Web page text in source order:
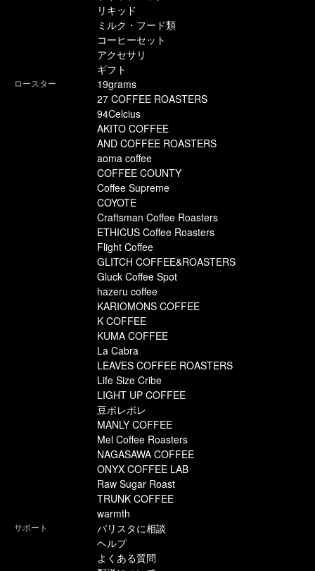
リキッド
ミルク・フード類
コーヒーセット
アクセサリ
ギフト
ロースター
19grams
27 COFFEE ROASTERS
94Celcius
AKITO COFFEE
AND COFFEE ROASTERS
aoma coffee
COFFEE COUNTY
Coffee Supreme
COYOTE
Craftsman Coffee Roasters
ETHICUS Coffee Roasters
Flight Coffee
GLITCH COFFEE&ROASTERS
Gluck Coffee Spot
hazeru coffee
KARIOMONS COFFEE
K COFFEE
KUMA COFFEE
La Cabra
LEAVES COFFEE ROASTERS
Life Size Cribe
LIGHT UP COFFEE
豆ポレポレ
MANLY COFFEE
Mel Coffee Roasters
NAGASAWA COFFEE
ONYX COFFEE LAB
Raw Sugar Roast
TRUNK COFFEE
warmth
サポート
バリスタに相談
ヘルプ
よくある質問